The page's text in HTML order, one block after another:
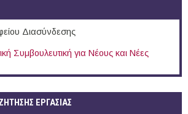
Διασύνδεσης
Συμβουλευτική για Νέους και Νέες
ΕΡΓΑΣΙΑΣ